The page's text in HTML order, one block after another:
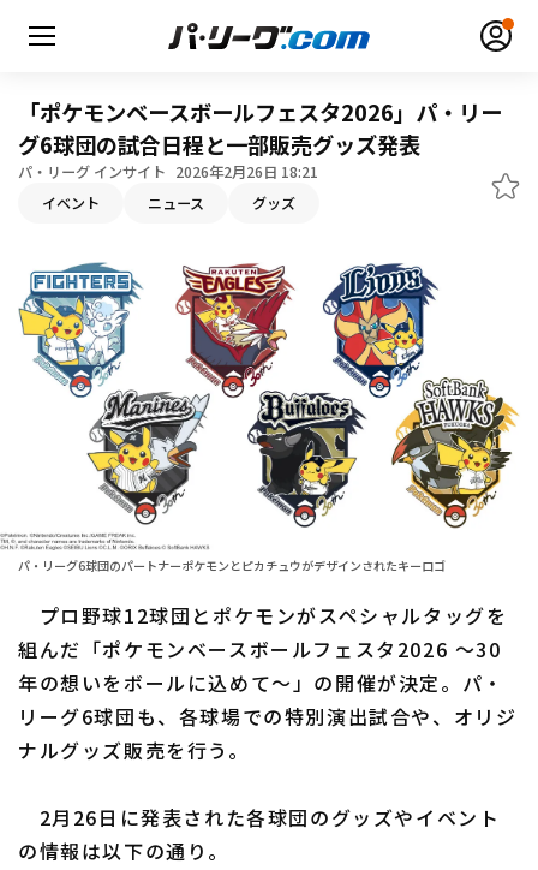
無料アカウント登録
HOME
動画
日程・結果
順位表･成績
1軍公式戦
ファーム東地区
ファーム中地区
交流戦
選手名鑑
北海道日本ハムファイターズ
東北楽天ゴールデンイーグルス
埼玉西武ライオンズ
オリックス・バファローズ
設定
「ポケモンベースボールフェスタ2026」パ・リー
グ6球団の試合日程と一部販売グッズ発表
パ・リーグ インサイト 2026年2月26日 18:21
イベント ニュース グッズ
パ・リーグ6球団のパートナーポケモンとピカチュウがデザインされたキーロゴ
プロ野球12球団とポケモンがスペシャルタッグを
組んだ「ポケモンベースボールフェスタ2026 ～30
年の想いをボールに込めて～」の開催が決定。パ・
リーグ6球団も、各球場での特別演出試合や、オリジ
ナルグッズ販売を行う。
2月26日に発表された各球団のグッズやイベント
の情報は以下の通り。